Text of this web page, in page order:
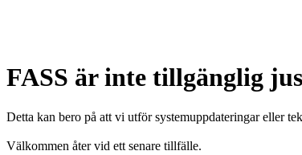
FASS är inte tillgänglig
Detta kan bero på att vi utför systemuppdateringar eller
Välkommen åter vid ett senare tillfälle.